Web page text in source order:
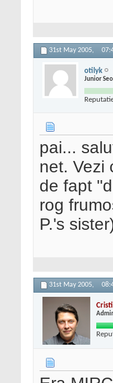
31st May 2005,
otilyk
Junior
pai...
net. Vezi
de fapt
rog
P.'s
31st May 2005,